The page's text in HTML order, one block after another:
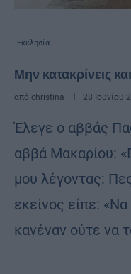
Εκκλησία
Μην κατακρίνεις
από christina 28 Ιουνίου
Έλεγε ο αββάς
αββά Μακαρίου:
μου λέγοντας:
εκείνος είπε:
κανέναν ούτε να